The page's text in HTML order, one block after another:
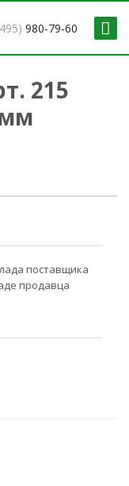
980-79-60
215
поставщика
продавца